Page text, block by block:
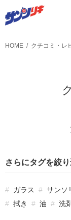
HOME クチコミ・レ
さらにタグを絞
ガラス サンソ
拭き
油 洗剤